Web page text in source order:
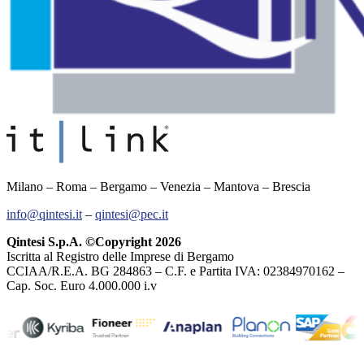
Milano – Roma – Bergamo – Venezia – Mantova – Brescia
info@qintesi.it – qintesi@pec.it
Qintesi S.p.A. ©Copyright 2026
Iscritta al Registro delle Imprese di Bergamo
CCIAA/R.E.A. BG 284863 – C.F. e Partita IVA: 02384970162 –
Cap. Soc. Euro 4.000.000 i.v